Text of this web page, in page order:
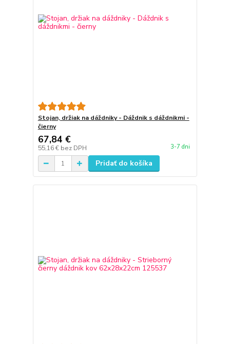
Stojan, držiak na dáždniky - Dáždnik s dáždnikmi -
čierny
67,84 €
55,16 € bez DPH 3-7 dni
Pridať do košíka